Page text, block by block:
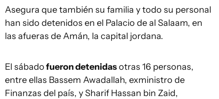
Asegura que también su familia y todo su personal
han sido detenidos en el Palacio de al Salaam, en
las afueras de Amán, la capital jordana.
El sábadofueron detenidasotras 16 personas,
entre ellas Bassem Awadallah, exministro de
Finanzas del país, y Sharif Hassan bin Zaid,